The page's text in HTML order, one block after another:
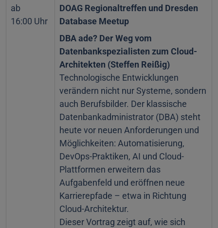
ab
16:00 Uhr
DOAG Regionaltreffen und Dresden
Database Meetup
DBA ade? Der Weg vom
Datenbankspezialisten zum Cloud-
Architekten (Steffen Reißig)
Technologische Entwicklungen
verändern nicht nur Systeme, sondern
auch Berufsbilder. Der klassische
Datenbankadministrator (DBA) steht
heute vor neuen Anforderungen und
Möglichkeiten: Automatisierung,
DevOps-Praktiken, AI und Cloud-
Plattformen erweitern das
Aufgabenfeld und eröffnen neue
Karrierepfade – etwa in Richtung
Cloud-Architektur.
Dieser Vortrag zeigt auf, wie sich